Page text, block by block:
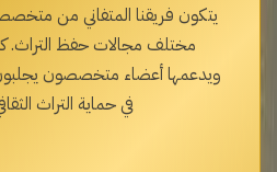
يتكون فريقنا المتفاني من
مختلف مجالات حفظ التراث.
ويدعمها أعضاء متخصصون
في حماية التراث